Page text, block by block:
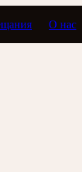
О нас